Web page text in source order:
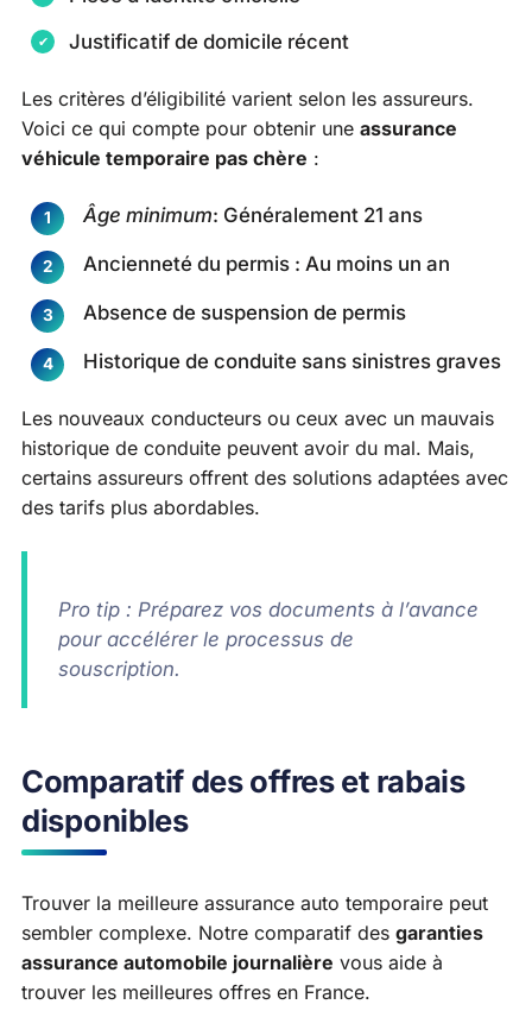
Justificatif de domicile récent
Les critères d’éligibilité varient selon les assureurs.
Voici ce qui compte pour obtenir une assurance
véhicule temporaire pas chère :
Âge minimum: Généralement 21 ans
Ancienneté du permis : Au moins un an
Absence de suspension de permis
Historique de conduite sans sinistres graves
Les nouveaux conducteurs ou ceux avec un mauvais
historique de conduite peuvent avoir du mal. Mais,
certains assureurs offrent des solutions adaptées avec
des tarifs plus abordables.
Pro tip : Préparez vos documents à l’avance
pour accélérer le processus de
souscription.
Comparatif des offres et rabais
disponibles
Trouver la meilleure assurance auto temporaire peut
sembler complexe. Notre comparatif des garanties
assurance automobile journalière vous aide à
trouver les meilleures offres en France.